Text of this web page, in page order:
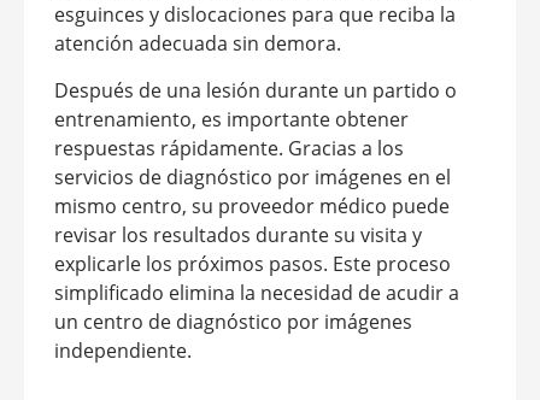
esguinces y dislocaciones para que reciba la
atención adecuada sin demora.
Después de una lesión durante un partido o
entrenamiento, es importante obtener
respuestas rápidamente. Gracias a los
servicios de diagnóstico por imágenes en el
mismo centro, su proveedor médico puede
revisar los resultados durante su visita y
explicarle los próximos pasos. Este proceso
simplificado elimina la necesidad de acudir a
un centro de diagnóstico por imágenes
independiente.